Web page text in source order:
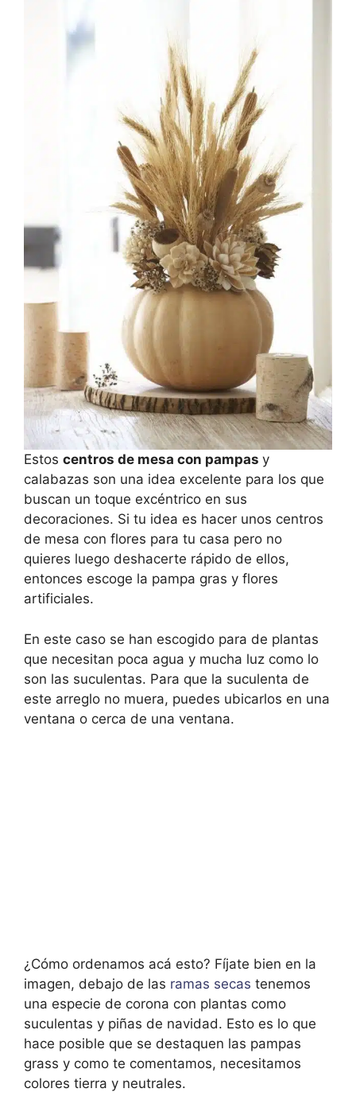
Estos centros de mesa con pampas y
calabazas son una idea excelente para los que
buscan un toque excéntrico en sus
decoraciones. Si tu idea es hacer unos centros
de mesa con flores para tu casa pero no
quieres luego deshacerte rápido de ellos,
entonces escoge la pampa gras y flores
artificiales.
En este caso se han escogido para de plantas
que necesitan poca agua y mucha luz como lo
son las suculentas. Para que la suculenta de
este arreglo no muera, puedes ubicarlos en una
ventana o cerca de una ventana.
¿Cómo ordenamos acá esto? Fíjate bien en la
imagen, debajo de las ramas secas tenemos
una especie de corona con plantas como
suculentas y piñas de navidad. Esto es lo que
hace posible que se destaquen las pampas
grass y como te comentamos, necesitamos
colores tierra y neutrales.